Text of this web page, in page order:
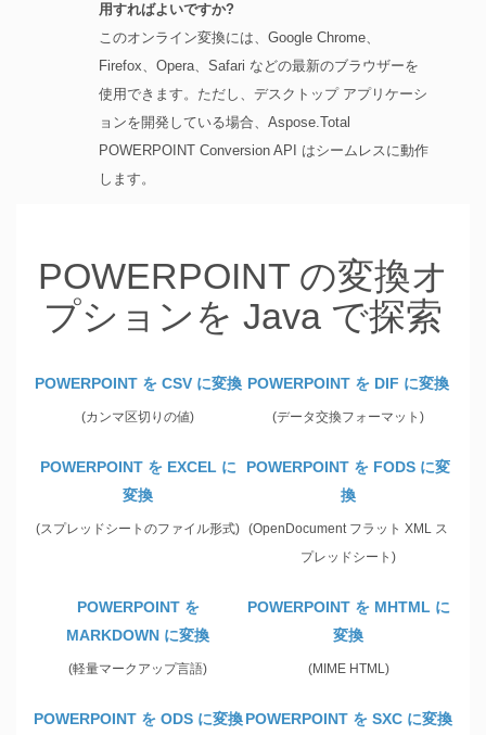
用すればよいですか?
このオンライン変換には、Google Chrome、
Firefox、Opera、Safari などの最新のブラウザーを
使用できます。ただし、デスクトップ アプリケーシ
ョンを開発している場合、Aspose.Total
POWERPOINT Conversion API はシームレスに動作
します。
POWERPOINT の変換オ
プションを Java で探索
POWERPOINT を CSV に変換
(カンマ区切りの値)
POWERPOINT を DIF に変換
(データ交換フォーマット)
POWERPOINT を EXCEL に
変換
(スプレッドシートのファイル形式)
POWERPOINT を FODS に変
換
(OpenDocument フラット XML ス
プレッドシート)
POWERPOINT を
MARKDOWN に変換
(軽量マークアップ言語)
POWERPOINT を MHTML に
変換
(MIME HTML)
POWERPOINT を ODS に変換 POWERPOINT を SXC に変換